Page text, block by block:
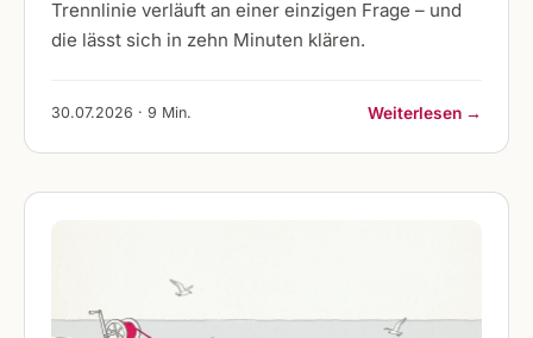
Trennlinie verläuft an einer einzigen Frage – und
die lässt sich in zehn Minuten klären.
30.07.2026 · 9 Min. Weiterlesen →